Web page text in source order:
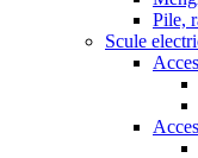
Pile,
Scule